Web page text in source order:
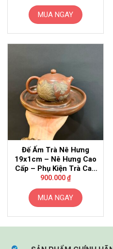
MUA NGAY
Đế Ấm Trà Nê Hưng
19x1cm – Nê Hưng Cao
Cấp – Phụ Kiện Trà Cao
Cấp
900.000₫
MUA NGAY